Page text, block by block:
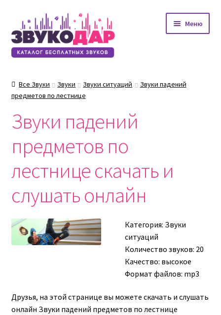
Перейти
к
навигации
Перейти
к
содержимому
Меню
Все Звуки Звуки Звуки ситуаций
Звуки падений
предметов по лестнице
Звуки падений
предметов по
лестнице скачать и
слушать онлайн
Категория: Звуки
ситуаций
Количество звуков: 20
Качество: высокое
Формат файлов: mp3
Друзья, на этой странице вы можете скачать и слушать
онлайн Звуки падений предметов по лестнице